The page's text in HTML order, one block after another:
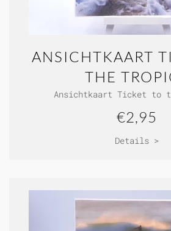
ANSICHTKAART
THE
Ansichtkaart Ticket to
€2,95
Details >